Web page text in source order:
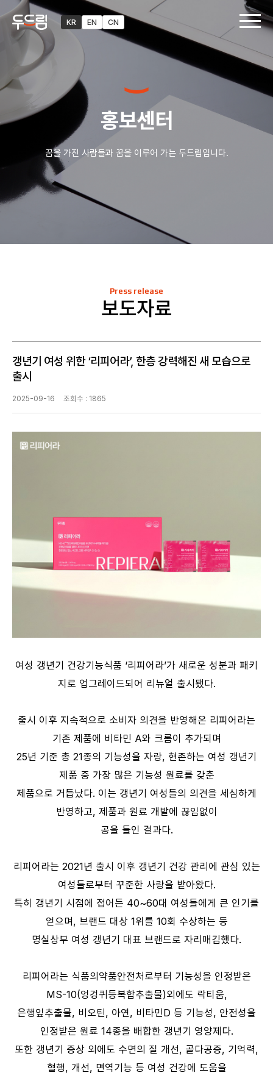
KR EN CN
홍보센터
꿈을 가진 사람들과 꿈을 이루어 가는 두드림입니다.
Press release
보도자료
갱년기 여성 위한 ‘리피어라’, 한층 강력해진 새 모습으로
출시
2025-09-16 조회수 : 1865
여성 갱년기 건강기능식품 ‘리피어라’가 새로운 성분과 패키
지로 업그레이드되어 리뉴얼 출시됐다.
출시 이후 지속적으로 소비자 의견을 반영해온 리피어라는
기존 제품에 비타민 A와 크롬이 추가되며
25년 기준 총 21종의 기능성을 자랑, 현존하는 여성 갱년기
제품 중 가장 많은 기능성 원료를 갖춘
제품으로 거듭났다. 이는 갱년기 여성들의 의견을 세심하게
반영하고, 제품과 원료 개발에 끊임없이
공을 들인 결과다.
리피어라는 2021년 출시 이후 갱년기 건강 관리에 관심 있는
여성들로부터 꾸준한 사랑을 받아왔다.
특히 갱년기 시점에 접어든 40~60대 여성들에게 큰 인기를
얻으며, 브랜드 대상 1위를 10회 수상하는 등
명실상부 여성 갱년기 대표 브랜드로 자리매김했다.
리피어라는 식품의약품안전처로부터 기능성을 인정받은
MS-10(엉겅퀴등복합추출물)외에도 락티움,
은행잎추출물, 비오틴, 아연, 비타민D 등 기능성, 안전성을
인정받은 원료 14종을 배합한 갱년기 영양제다.
또한 갱년기 증상 외에도 수면의 질 개선, 골다공증, 기억력,
혈행, 개선, 면역기능 등 여성 건강에 도움을